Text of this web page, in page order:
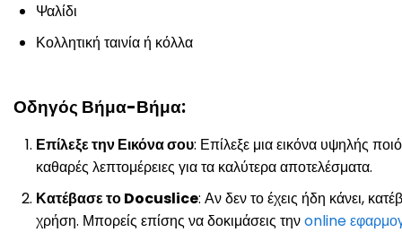
Ψαλίδι
Κολλητική ταινία ή κόλλα
Οδηγός Βήμα-Βήμα:
Επίλεξε την Εικόνα σου: Επίλεξε μια εικόνα υψηλής
καθαρές λεπτομέρειες για τα καλύτερα αποτελέσματα.
Κατέβασε το Docuslice: Αν δεν το έχεις ήδη κάνει,
χρήση. Μπορείς επίσης να δοκιμάσεις τηνonline